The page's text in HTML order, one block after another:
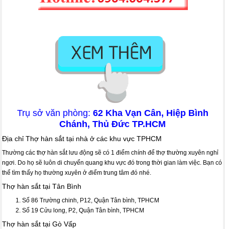
Trụ sở văn phòng: 62 Kha Vạn Cân, Hiệp Bình
Chánh, Thủ Đức TP.HCM
Địa chỉ Thợ hàn sắt tại nhà ở các khu vực TPHCM
Thường các thợ hàn sắt lưu động sẽ có 1 điểm chính để thợ thường xuyên nghỉ
ngơi. Do họ sẽ luôn di chuyển quang khu vực đó trong thời gian làm việc. Bạn có
thể tìm thấy họ thường xuyên ở điểm trung tâm đó nhé.
Thợ hàn sắt tại Tân Bình
Số 86 Trường chinh, P12, Quận Tân bình, TPHCM
Số 19 Cửu long, P2, Quận Tân bình, TPHCM
Thợ hàn sắt tại Gò Vấp